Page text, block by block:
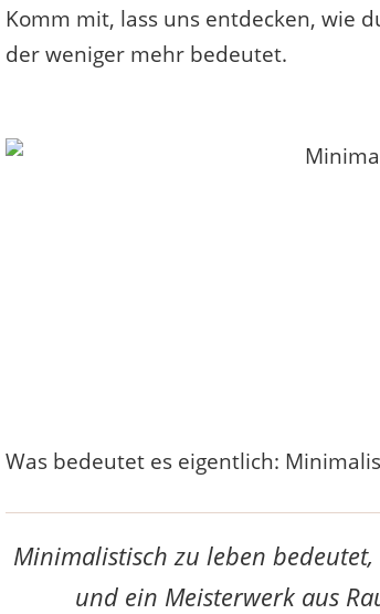
Komm mit, lass uns entdecken, wie
der weniger mehr bedeutet.
Was bedeutet es eigentlich:
Minimalistisch zu leben bedeutet,
und ein Meisterwerk aus